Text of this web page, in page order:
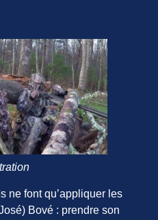
ne font qu’appliquer les
Bové : prendre son